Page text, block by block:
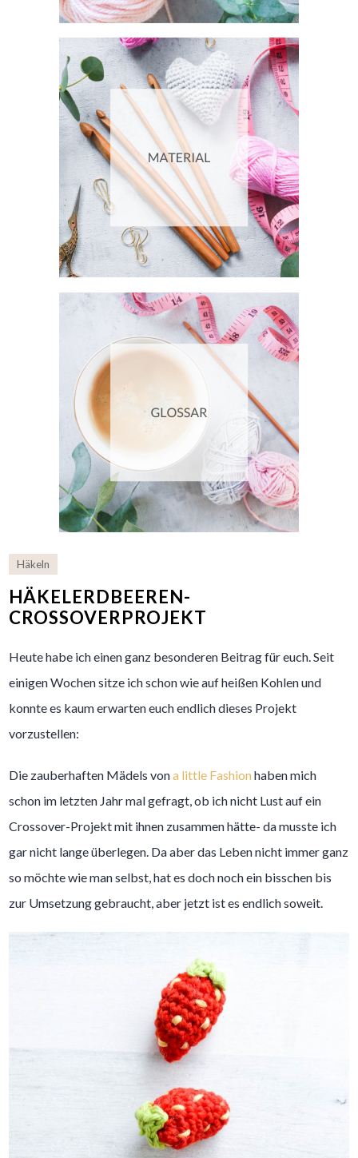
Häkeln
HÄKELERDBEEREN-
CROSSOVERPROJEKT
Heute habe ich einen ganz besonderen Beitrag für euch. Seit
einigen Wochen sitze ich schon wie auf heißen Kohlen und
konnte es kaum erwarten euch endlich dieses Projekt
vorzustellen:
Die zauberhaften Mädels vona little Fashion haben mich
schon im letzten Jahr mal gefragt, ob ich nicht Lust auf ein
Crossover-Projekt mit ihnen zusammen hätte- da musste ich
gar nicht lange überlegen. Da aber das Leben nicht immer ganz
so möchte wie man selbst, hat es doch noch ein bisschen bis
zur Umsetzung gebraucht, aber jetzt ist es endlich soweit.